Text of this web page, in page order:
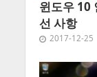
윈도우 10
선 사항
2017-12-25